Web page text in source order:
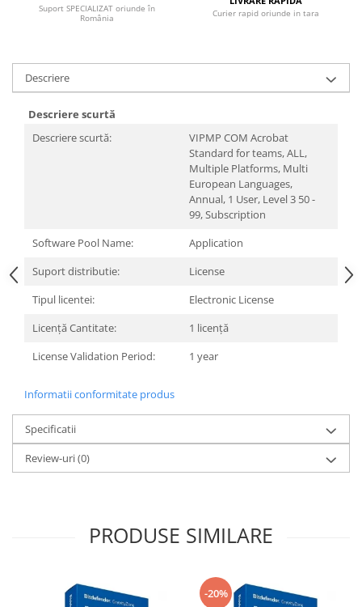
Placi Video
Memorii
Servere & Componente
Componente Server
Servere
Software
Retelistica & Supraveghere
Imprimante
Imprimante 3D
Televizoare & accesorii
Multimedia
Suport SPECIALIZAT oriunde în
România
Curier rapid oriunde in tara
Descriere
Descriere scurtă
Descriere scurtă:
VIPMP COM Acrobat
Standard for teams, ALL,
Multiple Platforms, Multi
European Languages,
Annual, 1 User, Level 3 50 -
99, Subscription
Software Pool Name:
Application
Suport distributie:
License
Tipul licentei:
Electronic License
Licență Cantitate:
1 licență
License Validation Period:
1 year
Informatii conformitate produs
Specificatii
Review-uri(0)
PRODUSE SIMILARE
-20%